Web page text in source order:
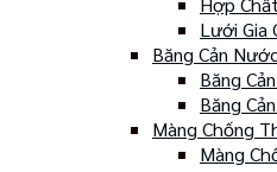
Lưới Gia
Băng Cản
Băng
Băng
Màng Chống
Màng